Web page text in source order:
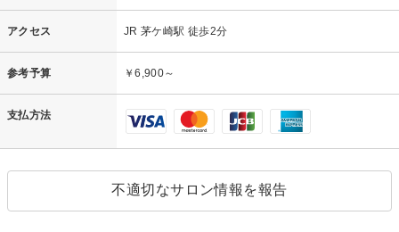
アクセス JR 茅ケ崎駅 徒歩2分
参考予算 ￥6,900～
支払方法
不適切なサロン情報を報告